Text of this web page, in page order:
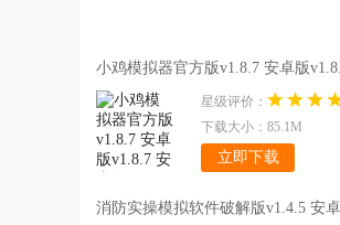
小鸡模拟器官方版v1.8.7 安卓版
卓版
星级评价：
下载大小：85.1M
立即下载
消防实操模拟软件破解版v1.4.5 安